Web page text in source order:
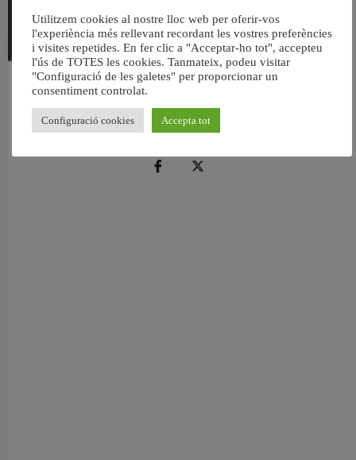
València reforma l’Escola Infantil Pardalets i instal·larà aire condicionat a totes
Utilitzem cookies al nostre lloc web per oferir-vos
l'experiència més rellevant recordant les vostres preferències
i visites repetides. En fer clic a "Acceptar-ho tot", accepteu
l'ús de TOTES les cookies. Tanmateix, podeu visitar
"Configuració de les galetes" per proporcionar un
consentiment controlat.
Configuració cookies Accepta tot